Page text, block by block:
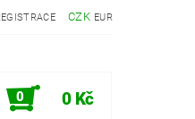
CZK EUR
0 0 Kč